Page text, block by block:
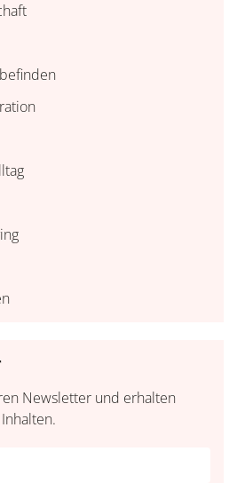
Newsletter und erhalten